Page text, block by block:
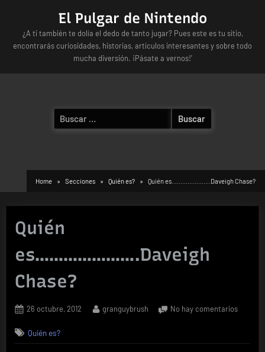
content
El Pulgar de Nintendo
¿A ti también te dolía el dedo de tanto jugar? Pues este es tu sitio,
encontrarás curiosidades, historias, artículos interesantes y sobre todo
mucha diversión. ¡Pásate a vernos!'
Buscar:
Home Secciones Quién es? Quién es………………….Daveigh Chase?
Quién
es………………….Daveigh
Chase?
Posted
26 octubre, 2012 By
granguybrush No hay comentariosen
Chase?
Quién es?